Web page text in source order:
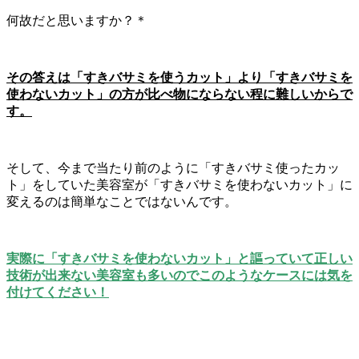
何故だと思いますか？＊
その答えは「すきバサミを使うカット」より「すきバサミを
使わないカット」の方が比べ物にならない程に難しいからで
す。
そして、今まで当たり前のように「すきバサミ使ったカッ
ト」をしていた美容室が「すきバサミを使わないカット」に
変えるのは簡単なことではないんです。
実際に「すきバサミを使わないカット」と謳っていて正しい
技術が出来ない美容室も多いのでこのようなケースには気を
付けてください！